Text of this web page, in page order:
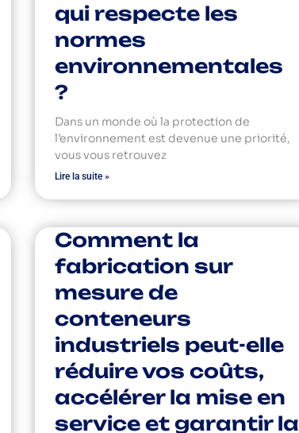
qui respecte les
normes
environnementales
?
Dans un monde où la protection de
l’environnement est devenue une priorité,
vous vous retrouvez
Lire la suite »
Comment la
fabrication sur
mesure de
conteneurs
industriels peut-elle
réduire vos coûts,
accélérer la mise en
service et garantir la